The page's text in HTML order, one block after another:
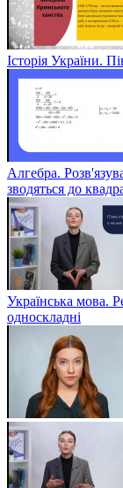
Історія України.
Алгебра.
зводяться до
Українська мова.
односкладні